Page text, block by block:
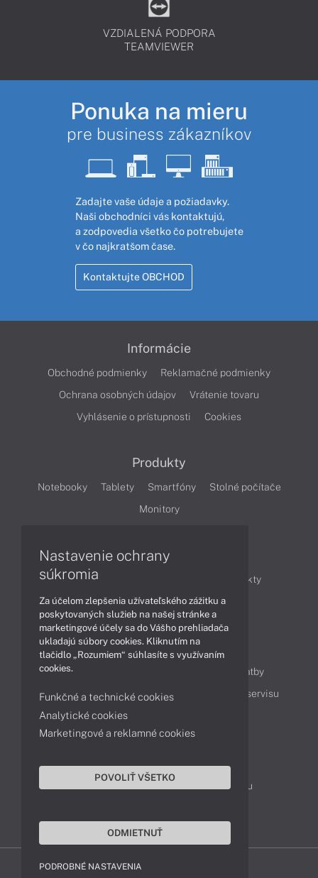
VZDIALENÁ PODPORA
TEAMVIEWER
Ponuka na mieru
pre business zákazníkov
Zadajte vaše údaje a požiadavky.
Naši obchodníci vás kontaktujú,
a zodpovedia všetko čo potrebujete
v čo najkratšom čase.
Kontaktujte OBCHOD
Informácie
Obchodné podmienky
Reklamačné podmienky
Ochrana osobných údajov
Vrátenie tovaru
Vyhlásenie o prístupnosti
Cookies
Produkty
Notebooky Tablety Smartfóny
Stolné počítače
Monitory
Články
Obchodné informácie
Produkty
Technológie
Videá
Obsah
Ako nakupovať
Možnosti doručenia a platby
Podpora a servis
Servisné služby Cenník servisu
Kontakty
043 4224 771
Obchodné oddelenie
Reklamácia tovaru
Nastavenie ochrany
súkromia
Za účelom zlepšenia užívateľského zážitku a
poskytovaných služieb na našej stránke a
marketingové účely sa do Vášho prehliadača
ukladajú súbory cookies. Kliknutím na
tlačidlo „Rozumiem“ súhlasíte s využívaním
cookies.
Funkčné a technické cookies
Analytické cookies
Marketingové a reklamné cookies
POVOLIŤ VŠETKO
ODMIETNUŤ
PODROBNÉ NASTAVENIA